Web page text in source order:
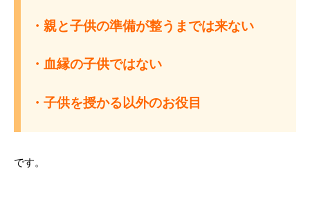
・親と子供の準備が整うまでは来ない
・血縁の子供ではない
・子供を授かる以外のお役目
です。